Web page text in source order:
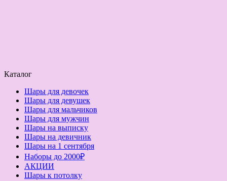
Каталог
Шары для девочек
Шары для девушек
Шары для мальчиков
Шары для мужчин
Шары на выписку
Шары на девичник
Шары на 1 сентября
Наборы до 2000₽
АКЦИИ
Шары к потолку